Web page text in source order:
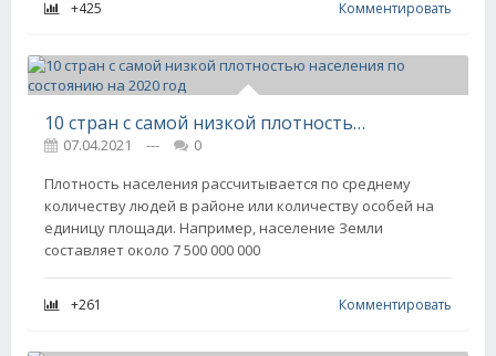
+425 Комментировать
10 стран с самой низкой плотностью населения по состоянию на 2020 год
07.04.2021 ---
0
Плотность населения рассчитывается по среднему
количеству людей в районе или количеству особей на
единицу площади. Например, население Земли
составляет около 7 500 000 000
+261 Комментировать